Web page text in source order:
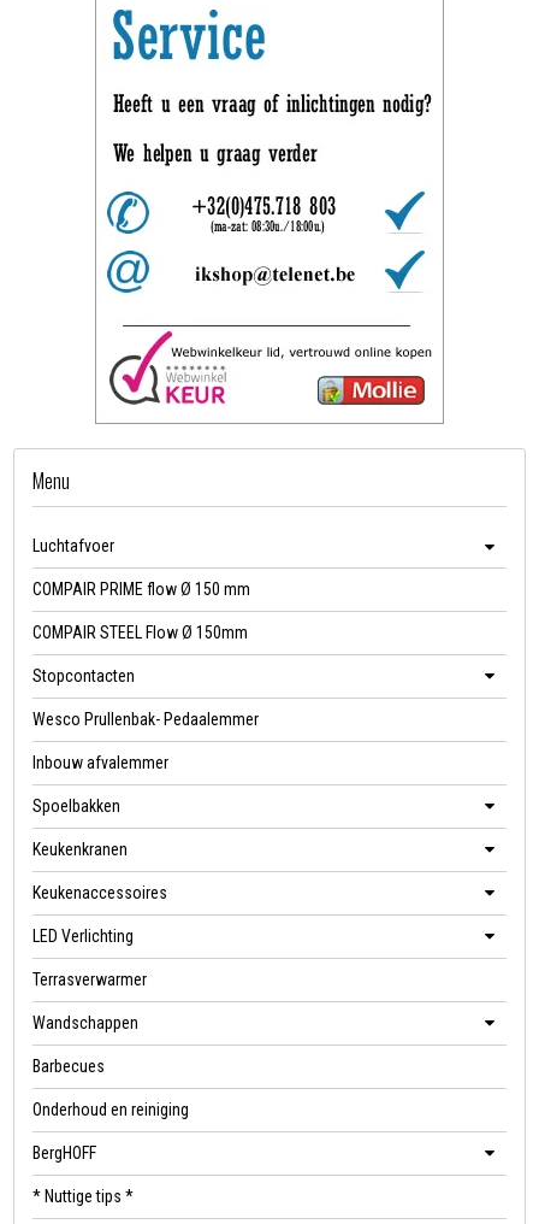
Menu
Luchtafvoer
COMPAIR PRIME flow Ø 150 mm
COMPAIR STEEL Flow Ø 150mm
Stopcontacten
Wesco Prullenbak- Pedaalemmer
Inbouw afvalemmer
Spoelbakken
Keukenkranen
Keukenaccessoires
LED Verlichting
Terrasverwarmer
Wandschappen
Barbecues
Onderhoud en reiniging
BergHOFF
* Nuttige tips *